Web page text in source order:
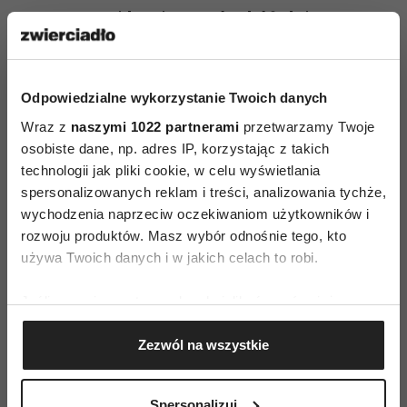
Odpowiedzialne wykorzystanie Twoich danych
Wraz z naszymi 1022 partnerami przetwarzamy Twoje
osobiste dane, np. adres IP, korzystając z takich
technologii jak pliki cookie, w celu wyświetlania
spersonalizowanych reklam i treści, analizowania tychże,
wychodzenia naprzeciw oczekiwaniom użytkowników i
rozwoju produktów. Masz wybór odnośnie tego, kto
używa Twoich danych i w jakich celach to robi.
Jeśli wyrazisz na to zgodę, chcielibyśmy również:
Gromadzić dane dotyczące Twojej lokalizacji
geograficznej z dokładnością nawet do kilku metrów
Identyfikować Twoje urządzenie, aktywnie
Zezwól na wszystkie
suszone pomidory i wszystko dokładnie
wymieszać, nast
przechowywaćw lodówce.
AUTOPROMOCJA